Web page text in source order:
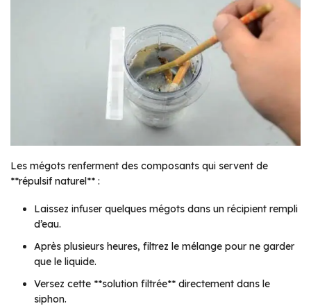
Les mégots renferment des composants qui servent de
**répulsif naturel** :
Laissez infuser quelques mégots dans un récipient rempli
d’eau.
Après plusieurs heures, filtrez le mélange pour ne garder
que le liquide.
Versez cette **solution filtrée** directement dans le
siphon.